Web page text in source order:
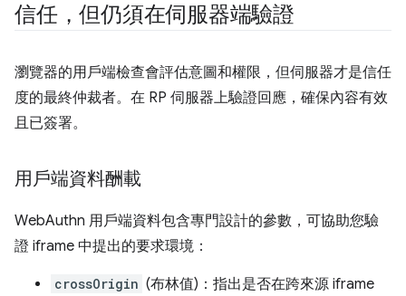
信任，但仍須在伺服器端驗證
瀏覽器的用戶端檢查會評估意圖和權限，但伺服器才是信任
度的最終仲裁者。在 RP 伺服器上驗證回應，確保內容有效
且已簽署。
用戶端資料酬載
WebAuthn 用戶端資料包含專門設計的參數，可協助您驗
證 iframe 中提出的要求環境：
crossOrigin (布林值)：指出是否在跨來源 iframe